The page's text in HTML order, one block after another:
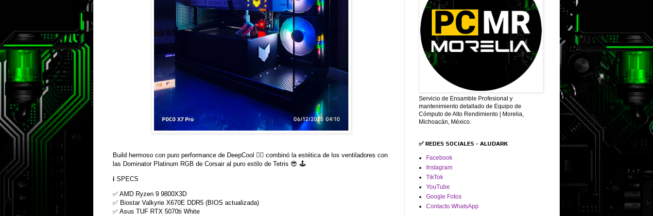
Build hermoso con puro performance de DeepCool 👌🏼 combinó la estética de los ventiladores con
las Dominator Platinum RGB de Corsair al puro estilo de Tetris 😎 🕹️
ℹ️ SPECS
✅ AMD Ryzen 9 9800X3D
✅ Biostar Valkyrie X670E DDR5 (BIOS actualizada)
✅ Asus TUF RTX 5070ti White
Servicio de Ensamble Profesional y
mantenimiento detallado de Equipo de
Cómputo de Alto Rendimiento | Morelia,
Michoacán, México.
✅ REDES SOCIALES - ALUDARK
Facebook
Instagram
TikTok
YouTube
Google Fotos
Contacto WhatsApp